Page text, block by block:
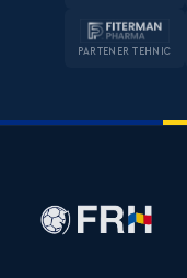
PARTENER TEHNIC